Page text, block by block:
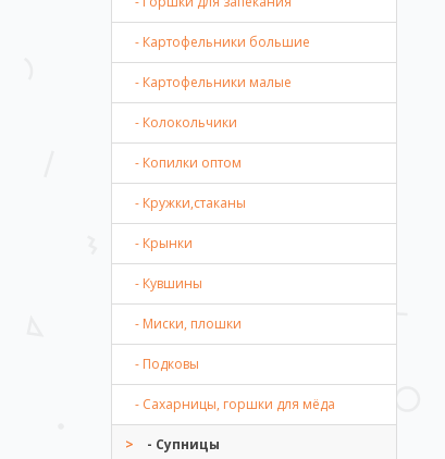
- Картофельники большие
- Картофельники малые
- Колокольчики
- Копилки оптом
- Кружки,стаканы
- Крынки
- Кувшины
- Миски, плошки
- Подковы
- Сахарницы, горшки для мёда
- Супницы